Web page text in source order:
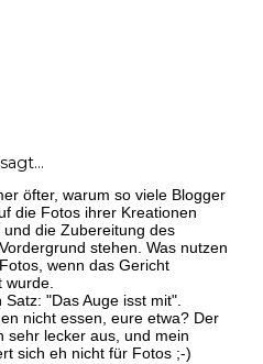
öfter, warum so viele Blogger
die Fotos ihrer Kreationen
und die Zubereitung des
stehen. Was nutzen
wenn das Gericht
wurde.
"Das Auge isst mit".
nicht essen, eure etwa? Der
sehr lecker aus, und mein
sich eh nicht für Fotos ;-)